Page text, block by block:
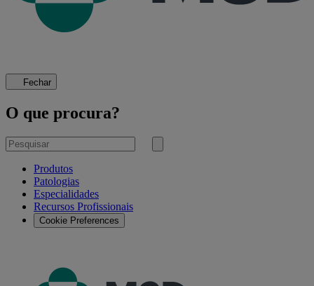
Fechar
O que procura?
Pesquisar
por
Submeter
Produtos
Patologias
Especialidades
Recursos Profissionais
Cookie Preferences